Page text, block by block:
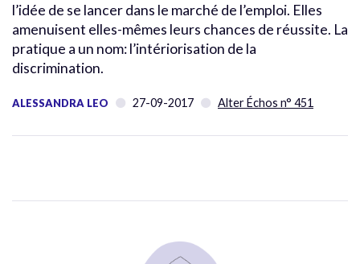
l’idée de se lancer dans le marché de l’emploi. Elles
amenuisent elles-mêmes leurs chances de réussite. La
pratique a un nom: l’intériorisation de la
discrimination.
ALESSANDRA LEO 27-09-2017 Alter Échos n° 451